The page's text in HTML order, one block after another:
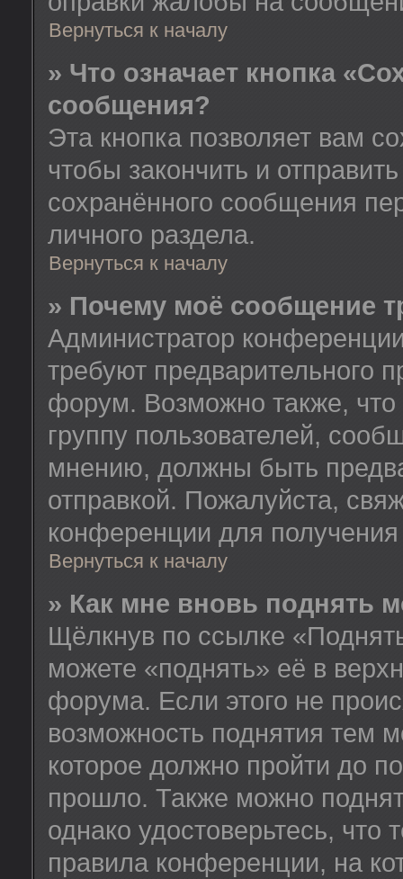
Вернуться к началу
» Что означает кнопка
сообщения?
Эта кнопка позволяет вам
чтобы закончить и
сохранённого сообщения
личного раздела.
Вернуться к началу
» Почему моё сообщение
Администратор
требуют предварительного
форум. Возможно также, что
группу пользователей,
мнению, должны быть
отправкой. Пожалуйста,
конференции для
Вернуться к началу
» Как мне вновь поднять
Щёлкнув по ссылке
можете «поднять» её в
форума. Если этого не
возможность поднятия тем
которое должно пройти до
прошло. Также можно
однако удостоверьтесь,
правила конференции, на